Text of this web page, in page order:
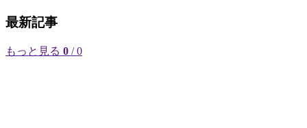
最新記事
もっと見る 0 / 0